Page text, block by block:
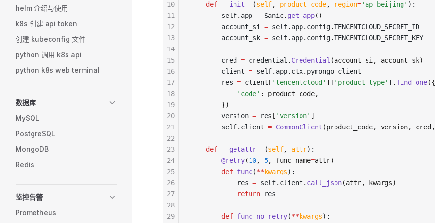
helm 介绍与使用
k8s 创建 api token
创建 kubeconfig 文件
python 调用 k8s api
python k8s web terminal
数据库
MySQL
PostgreSQL
MongoDB
Redis
监控告警
Prometheus
    def
__init__ (self, product_code, region='ap-beijing' ):
        self
. app = Sanic. get_app()
        account_si
= self. app. config.TENCENTCLOUD_SECRET_ID
        account_sk
= self. app. config.TENCENTCLOUD_SECRET_KEY
        cred
= credential . Credential (account_si, account_sk)
        client
= self. app. ctx. pymongo_client
        res
= client [ 'tencentcloud' ] [ 'product_type' ] . find_one({
            'code'
: product_code,
        })
        version
= res [ 'version' ]
        self
. client = CommonClient (product_code, version,
    def
__getattr__ (self, attr):
        @retry
(10, 5, func_name=attr)
        def
func(** kwargs):
            res
= self. client . call_json(attr, kwargs)
            return
res
        def
func_no_retry(** kwargs):
10
11
12
13
14
15
16
17
18
19
20
21
22
23
24
25
26
27
28
29